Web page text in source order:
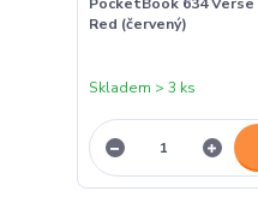
Red (červený)
Skladem > 3 ks